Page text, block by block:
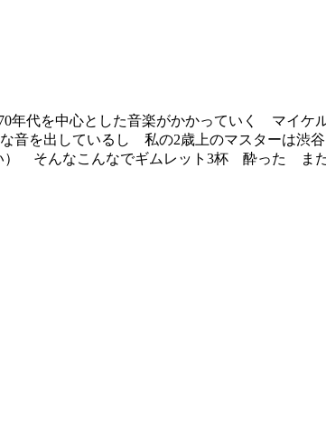
代を中心とした音楽がかかっていく マイケ
を出しているし 私の2歳上のマスターは渋谷
） そんなこんなでギムレット3杯 酔った ま